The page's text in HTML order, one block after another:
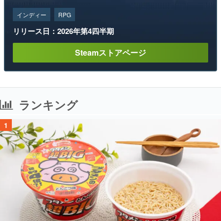
インディー RPG
リリース日：2026年第4四半期
Steamストアページ
ランキング
1